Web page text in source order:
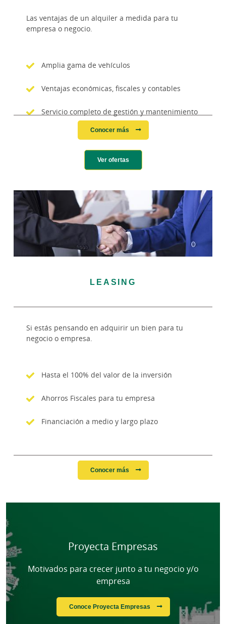
Las ventajas de un alquiler a medida para tu
empresa o negocio.
Amplia gama de vehículos
Ventajas económicas, fiscales y contables
Servicio completo de gestión y mantenimiento
Conocer más
Ver ofertas
LEASING
Si estás pensando en adquirir un bien para tu
negocio o empresa.
Hasta el 100% del valor de la inversión
Ahorros Fiscales para tu empresa
Financiación a medio y largo plazo
Conocer más
Proyecta Empresas
Motivados para crecer junto a tu negocio y/o
empresa
Conoce Proyecta Empresas